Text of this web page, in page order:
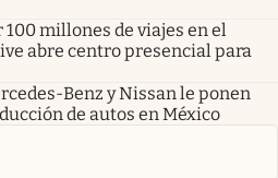
100 millones de viajes en el
abre centro presencial para
Benz y Nissan le ponen
de autos en México